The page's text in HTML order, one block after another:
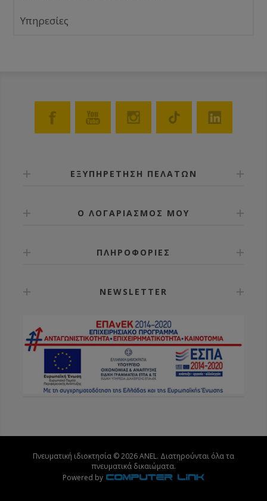
Υπηρεσίες
ΕΞΥΠΗΡΕΤΗΣΗ ΠΕΛΑΤΩΝ
Ο ΛΟΓΑΡΙΑΣΜΟΣ ΜΟΥ
ΠΛΗΡΟΦΟΡΙΕΣ
NEWSLETTER
Πνευματική ιδιοκτησία © 2026 ANEL. Διατηρούνται όλα τα
πνευματικά δικαιώματα.
Powered by